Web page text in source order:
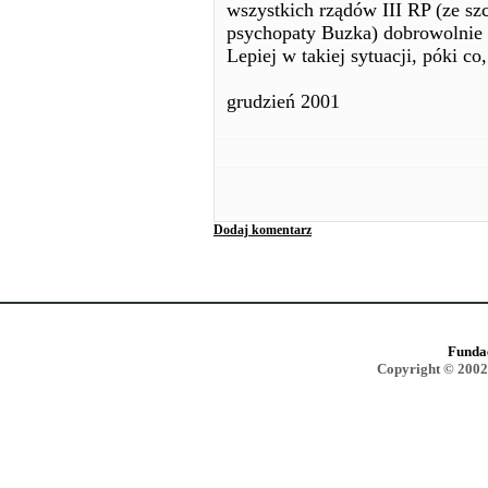
wszystkich rządów III RP (ze
psychopaty Buzka)
Lepiej w takiej sytuacji, póki
grudzień 2001
Dodaj komentarz
Copyright ©